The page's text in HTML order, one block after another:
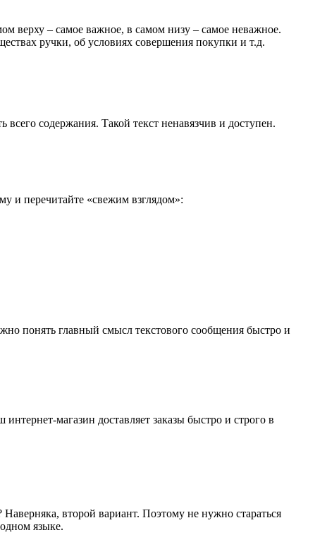
верху – самое важное, в самом низу – самое неважное.
ручки, об условиях совершения покупки и т.д.
содержания. Такой текст ненавязчив и доступен.
и перечитайте «свежим взглядом»:
понять главный смысл текстового сообщения быстро и
магазин доставляет заказы быстро и строго в
второй вариант. Поэтому не нужно стараться
языке.